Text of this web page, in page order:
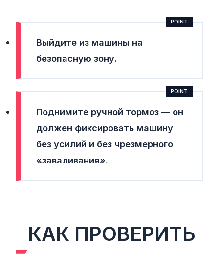
Выйдите из машины на
безопасную зону.
Поднимите ручной тормоз — он
должен фиксировать машину
без усилий и без чрезмерного
«заваливания».
КАК ПРОВЕРИТЬ